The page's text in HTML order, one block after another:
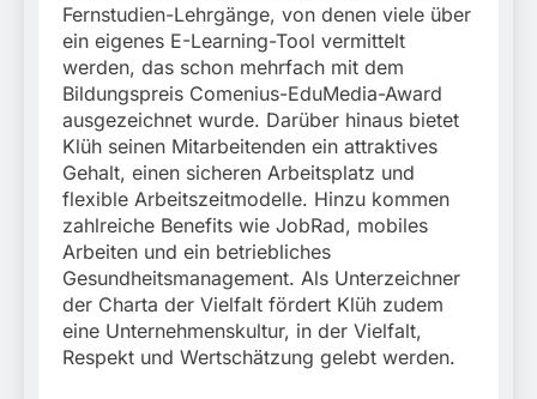
Fernstudien-Lehrgänge, von denen viele über
ein eigenes E-Learning-Tool vermittelt
werden, das schon mehrfach mit dem
Bildungspreis Comenius-EduMedia-Award
ausgezeichnet wurde. Darüber hinaus bietet
Klüh seinen Mitarbeitenden ein attraktives
Gehalt, einen sicheren Arbeitsplatz und
flexible Arbeitszeitmodelle. Hinzu kommen
zahlreiche Benefits wie JobRad, mobiles
Arbeiten und ein betriebliches
Gesundheitsmanagement. Als Unterzeichner
der Charta der Vielfalt fördert Klüh zudem
eine Unternehmenskultur, in der Vielfalt,
Respekt und Wertschätzung gelebt werden.